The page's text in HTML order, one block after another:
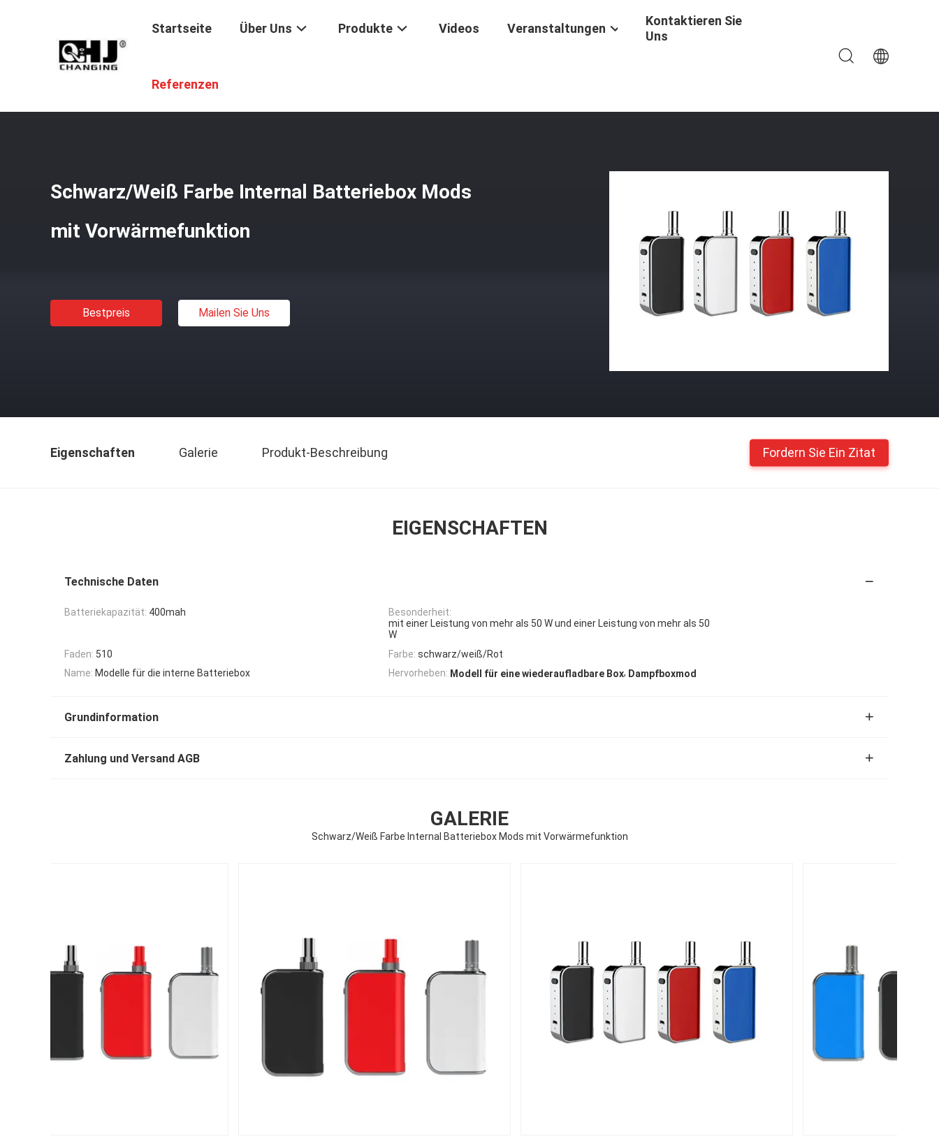
Startseite Über Uns Produkte Videos Veranstaltungen
Kontaktieren Sie
Uns
Referenzen
Schwarz/Weiß Farbe Internal Batteriebox Mods
mit Vorwärmefunktion
Bestpreis Mailen Sie Uns
Eigenschaften Galerie Produkt-Beschreibung Fordern Sie Ein Zitat
EIGENSCHAFTEN
Technische Daten
Batteriekapazität: 400mah
Besonderheit:
mit einer Leistung von mehr als 50 W und einer Leistung von mehr als 50
W
Faden: 510 Farbe: schwarz/weiß/Rot
Name: Modelle für die interne Batteriebox Hervorheben: Modell für eine wiederaufladbare Box, Dampfboxmod
Grundinformation
Zahlung und Versand AGB
GALERIE
Schwarz/Weiß Farbe Internal Batteriebox Mods mit Vorwärmefunktion